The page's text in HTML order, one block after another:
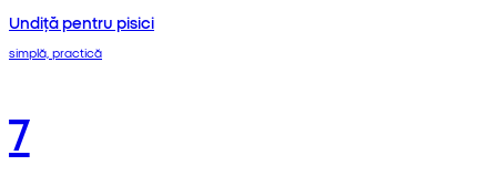
Undiță pentru pisici
simplă, practică
7